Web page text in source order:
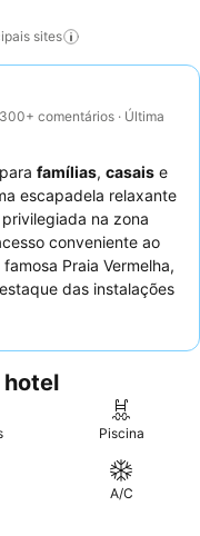
sites
comentários · Última
famílias, casais e
escapadela relaxante
na zona
conveniente ao
Praia Vermelha,
das instalações
a
verdadeiramente
para o jardim para
Piscina
A/C